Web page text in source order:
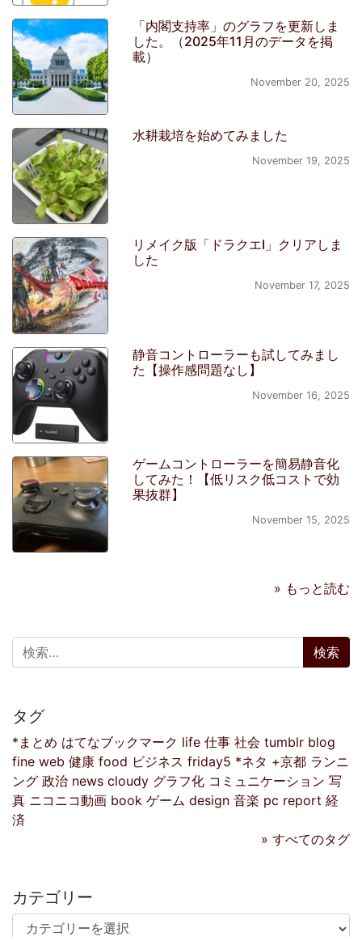
「内閣支持率」のグラフを更新しま
した。（2025年11月のデータを掲
載）
November 20, 2025
水耕栽培を始めてみました
November 19, 2025
リメイク版「ドラクエI」クリアしま
した
November 17, 2025
静音コントローラーも試してみまし
た【操作感問題なし】
November 16, 2025
ゲームコントローラーを簡易静音化
してみた！【低リスク低コストで効
果抜群】
November 15, 2025
» もっと読む
検索:
タグ
*まとめ はてなブックマーク life 仕事 社会 tumblr blog
fine web 健康 food ビジネス friday5 *ネタ +京都 ランニ
ング 政治 news cloudy グラフ化 コミュニケーション 写
真 ニコニコ動画 book ゲーム design 音楽 pc report 経
済
» すべてのタグ
カテゴリー
カテゴリー